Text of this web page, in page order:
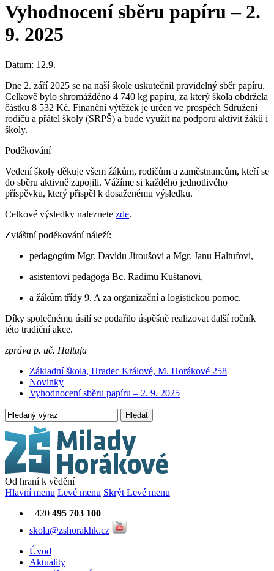
Vyhodnocení sběru papíru – 2.
9. 2025
Datum: 12.9.
Dne 2. září 2025 se na naší škole uskutečnil pravidelný sběr papíru.
Celkově bylo shromážděno 4 740 kg papíru, za který škola obdržela
částku 8 532 Kč. Finanční výtěžek je určen ve prospěch Sdružení
rodičů a přátel školy (SRPŠ) a bude využit na podporu aktivit žáků i
školy.
Poděkování
Vedení školy děkuje všem žákům, rodičům a zaměstnancům, kteří se
do sběru aktivně zapojili. Vážíme si každého jednotlivého
příspěvku, který přispěl k dosaženému výsledku.
Celkové výsledky naleznete zde.
Zvláštní poděkování náleží:
pedagogům Mgr. Davidu Jiroušovi a Mgr. Janu Haltufovi,
asistentovi pedagoga Bc. Radimu Kuštanovi,
a žákům třídy 9. A za organizační a logistickou pomoc.
Díky společnému úsilí se podařilo úspěšně realizovat další ročník
této tradiční akce.
zpráva p. uč. Haltufa
Základní škola, Hradec Králové, M. Horákové 258
Novinky
Vyhodnocení sběru papíru – 2. 9. 2025
Hledat
Od hraní k vědění
Hlavní menu Levé menu Skrýt Levé menu
+420 495 703 100
skola@zshorakhk.cz
Úvod
Aktuality